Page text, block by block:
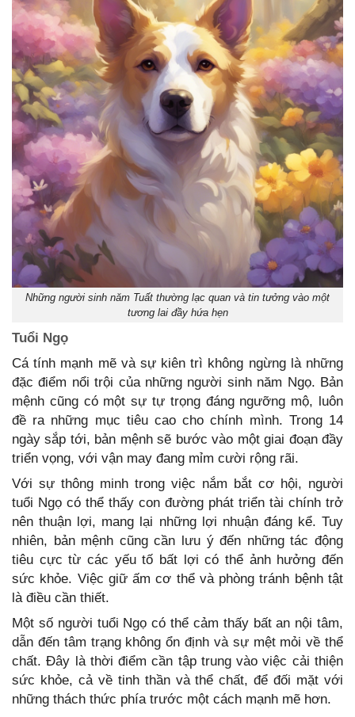
Những người sinh năm Tuất thường lạc quan và tin tưởng vào một
tương lai đầy hứa hẹn
Tuổi Ngọ
Cá tính mạnh mẽ và sự kiên trì không ngừng là những
đặc điểm nổi trội của những người sinh năm Ngọ. Bản
mệnh cũng có một sự tự trọng đáng ngưỡng mộ, luôn
đề ra những mục tiêu cao cho chính mình. Trong 14
ngày sắp tới, bản mệnh sẽ bước vào một giai đoạn đầy
triển vọng, với vận may đang mỉm cười rộng rãi.
Với sự thông minh trong việc nắm bắt cơ hội, người
tuổi Ngọ có thể thấy con đường phát triển tài chính trở
nên thuận lợi, mang lại những lợi nhuận đáng kể. Tuy
nhiên, bản mệnh cũng cần lưu ý đến những tác động
tiêu cực từ các yếu tố bất lợi có thể ảnh hưởng đến
sức khỏe. Việc giữ ấm cơ thể và phòng tránh bệnh tật
là điều cần thiết.
Một số người tuổi Ngọ có thể cảm thấy bất an nội tâm,
dẫn đến tâm trạng không ổn định và sự mệt mỏi về thể
chất. Đây là thời điểm cần tập trung vào việc cải thiện
sức khỏe, cả về tinh thần và thể chất, để đối mặt với
những thách thức phía trước một cách mạnh mẽ hơn.